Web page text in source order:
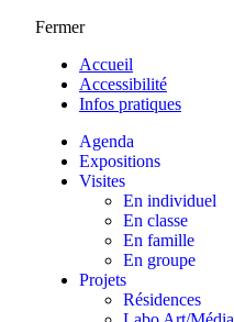
Fermer
Accueil
Accessibilité
Infos pratiques
Agenda
Expositions
Visites
En individuel
En classe
En famille
En groupe
Projets
Résidences